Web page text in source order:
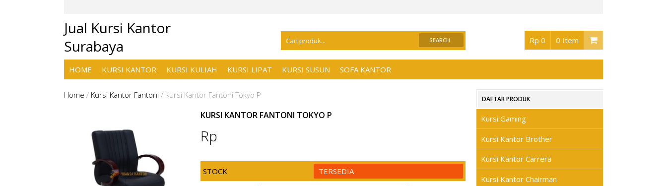
Jual Kursi Kantor
Surabaya
Rp 0 0 Item
HOME KURSI KANTOR KURSI KULIAH KURSI LIPAT KURSI SUSUN SOFA KANTOR
Home / Kursi Kantor Fantoni/ Kursi Kantor Fantoni Tokyo P
KURSI KANTOR FANTONI TOKYO P
Rp
STOCK TERSEDIA
DAFTAR PRODUK
Kursi Gaming
Kursi Kantor Brother
Kursi Kantor Carrera
Kursi Kantor Chairman